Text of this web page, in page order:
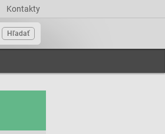
Kontakty
Hľadať